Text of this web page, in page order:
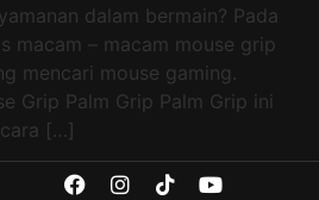
dalam bermain? Pada
macam – macam mouse grip
mencari mouse gaming.
Grip Palm Grip Palm Grip ini
[…]